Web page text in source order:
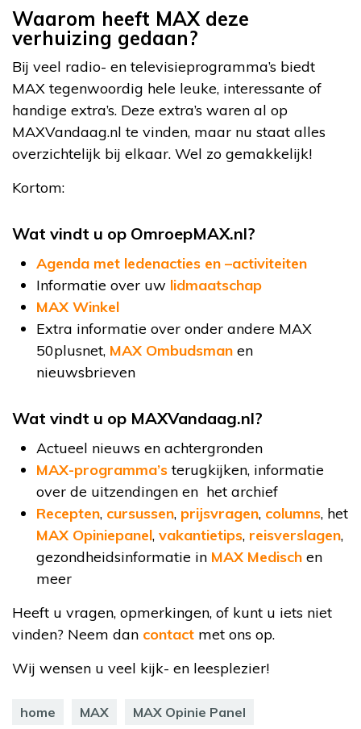
Waarom heeft MAX deze
verhuizing gedaan?
Bij veel radio- en televisieprogramma’s biedt
MAX tegenwoordig hele leuke, interessante of
handige extra’s. Deze extra’s waren al op
MAXVandaag.nl te vinden, maar nu staat alles
overzichtelijk bij elkaar. Wel zo gemakkelijk!
Kortom:
Wat vindt u op OmroepMAX.nl?
Agenda met ledenacties en –activiteiten
Informatie over uw lidmaatschap
MAX Winkel
Extra informatie over onder andere MAX
50plusnet, MAX Ombudsman en
nieuwsbrieven
Wat vindt u op MAXVandaag.nl?
Actueel nieuws en achtergronden
MAX-programma’sterugkijken, informatie
over de uitzendingen en het archief
Recepten, cursussen, prijsvragen, columns, het
MAX Opiniepanel, vakantietips, reisverslagen,
gezondheidsinformatie in MAX Medisch en
meer
Heeft u vragen, opmerkingen, of kunt u iets niet
vinden? Neem dan contact met ons op.
Wij wensen u veel kijk- en leesplezier!
home MAX MAX Opinie Panel